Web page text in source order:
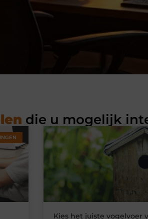
die u mogelijk
Kies het juiste vogelvoer